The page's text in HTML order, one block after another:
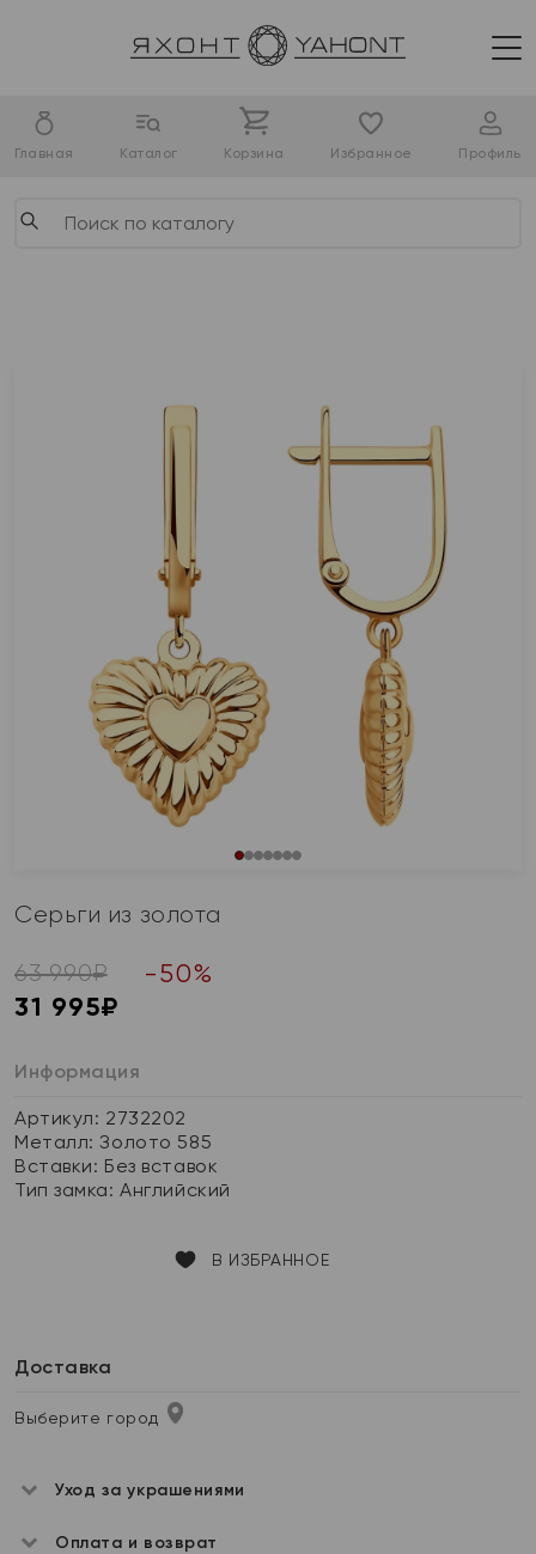
Главная Каталог Корзина Избранное Профиль
Серьги из золота
63 990₽ -50%
31 995₽
Информация
Артикул: 2732202
Металл:Золото 585
Вставки: Без вставок
Тип замка:Английский
В ИЗБРАННОЕ
Доставка
Выберите город
Уход за украшениями
Оплата и возврат